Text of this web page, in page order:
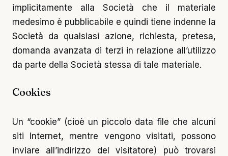
implicitamente alla Società che il materiale
medesimo è pubblicabile e quindi tiene indenne la
Società da qualsiasi azione, richiesta, pretesa,
domanda avanzata di terzi in relazione all’utilizzo
da parte della Società stessa di tale materiale.
Cookies
Un “cookie” (cioè un piccolo data file che alcuni
siti Internet, mentre vengono visitati, possono
inviare all’indirizzo del visitatore) può trovarsi